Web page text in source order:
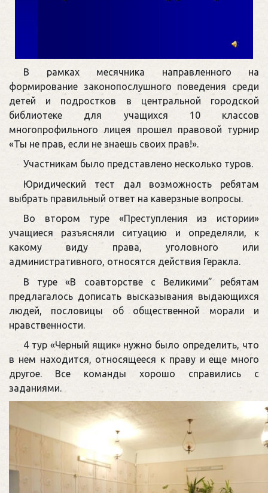
В рамках месячника направленного на
формирование законопослушного поведения среди
детей и подростков в центральной городской
библиотеке для учащихся 10 классов
многопрофильного лицея прошел правовой турнир
«Ты не прав, если не знаешь своих прав!».
Участникам было представлено несколько туров.
Юридический тест дал возможность ребятам
выбрать правильный ответ на каверзные вопросы.
Во втором туре «Преступления из истории»
учащиеся разъясняли ситуацию и определяли, к
какому виду права, уголовного или
административного, относятся действия Геракла.
В туре «В соавторстве с Великими” ребятам
предлагалось дописать высказывания выдающихся
людей, пословицы об общественной морали и
нравственности.
4 тур «Черный ящик» нужно было определить, что
в нем находится, относящееся к праву и еще много
другое. Все команды хорошо справились с
заданиями.